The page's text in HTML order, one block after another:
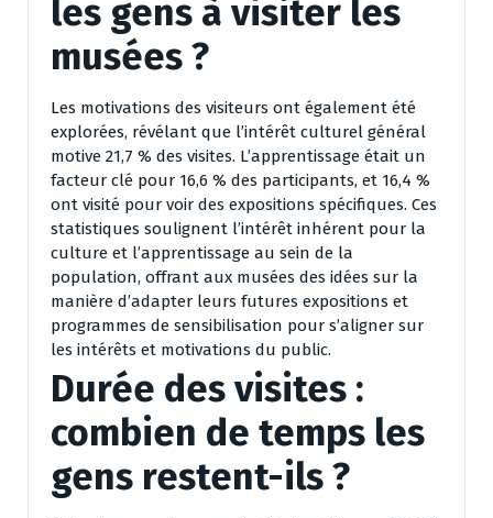
les gens à visiter les
musées ?
Les motivations des visiteurs ont également été
explorées, révélant que l’intérêt culturel général
motive 21,7 % des visites. L’apprentissage était un
facteur clé pour 16,6 % des participants, et 16,4 %
ont visité pour voir des expositions spécifiques. Ces
statistiques soulignent l’intérêt inhérent pour la
culture et l’apprentissage au sein de la
population, offrant aux musées des idées sur la
manière d’adapter leurs futures expositions et
programmes de sensibilisation pour s’aligner sur
les intérêts et motivations du public.
Durée des visites :
combien de temps les
gens restent-ils ?